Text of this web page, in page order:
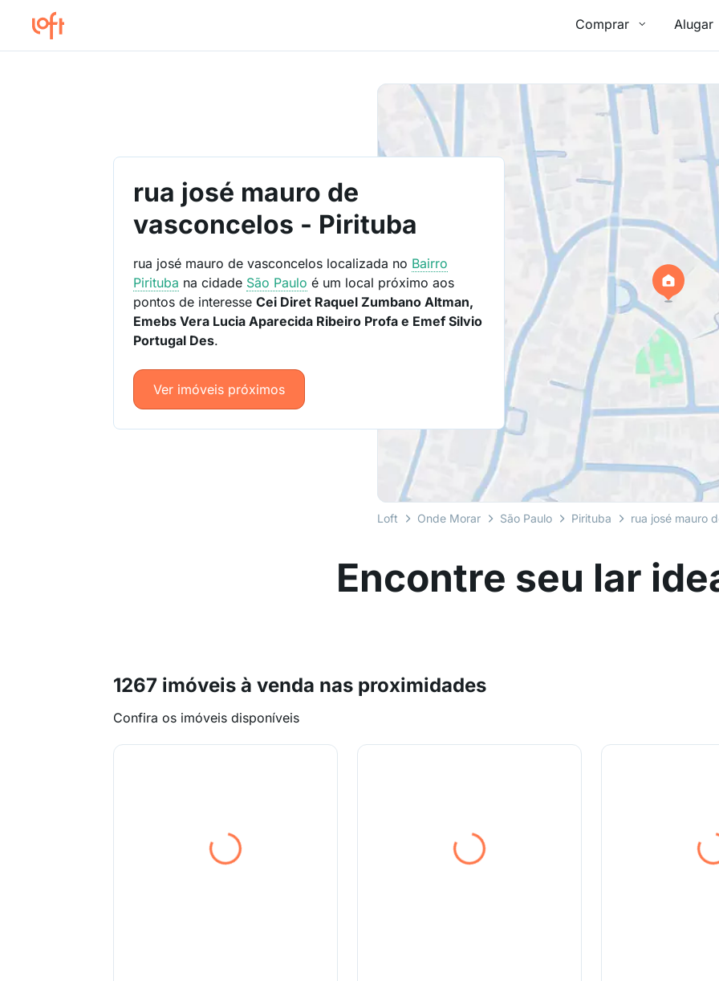
Comprar Alugar
Loft Onde Morar São Paulo Pirituba rua josé mauro
rua josé mauro de
vasconcelos - Pirituba
rua josé mauro de vasconcelos localizada no Bairro
Pirituba na cidade São Paulo é um local próximo aos
pontos de interesseCei Diret Raquel Zumbano Altman,
Emebs Vera Lucia Aparecida Ribeiro Profa e Emef Silvio
Portugal Des.
Ver imóveis próximos
Encontre seu lar
1267 imóveis à venda nas proximidades
Confira os imóveis disponíveis